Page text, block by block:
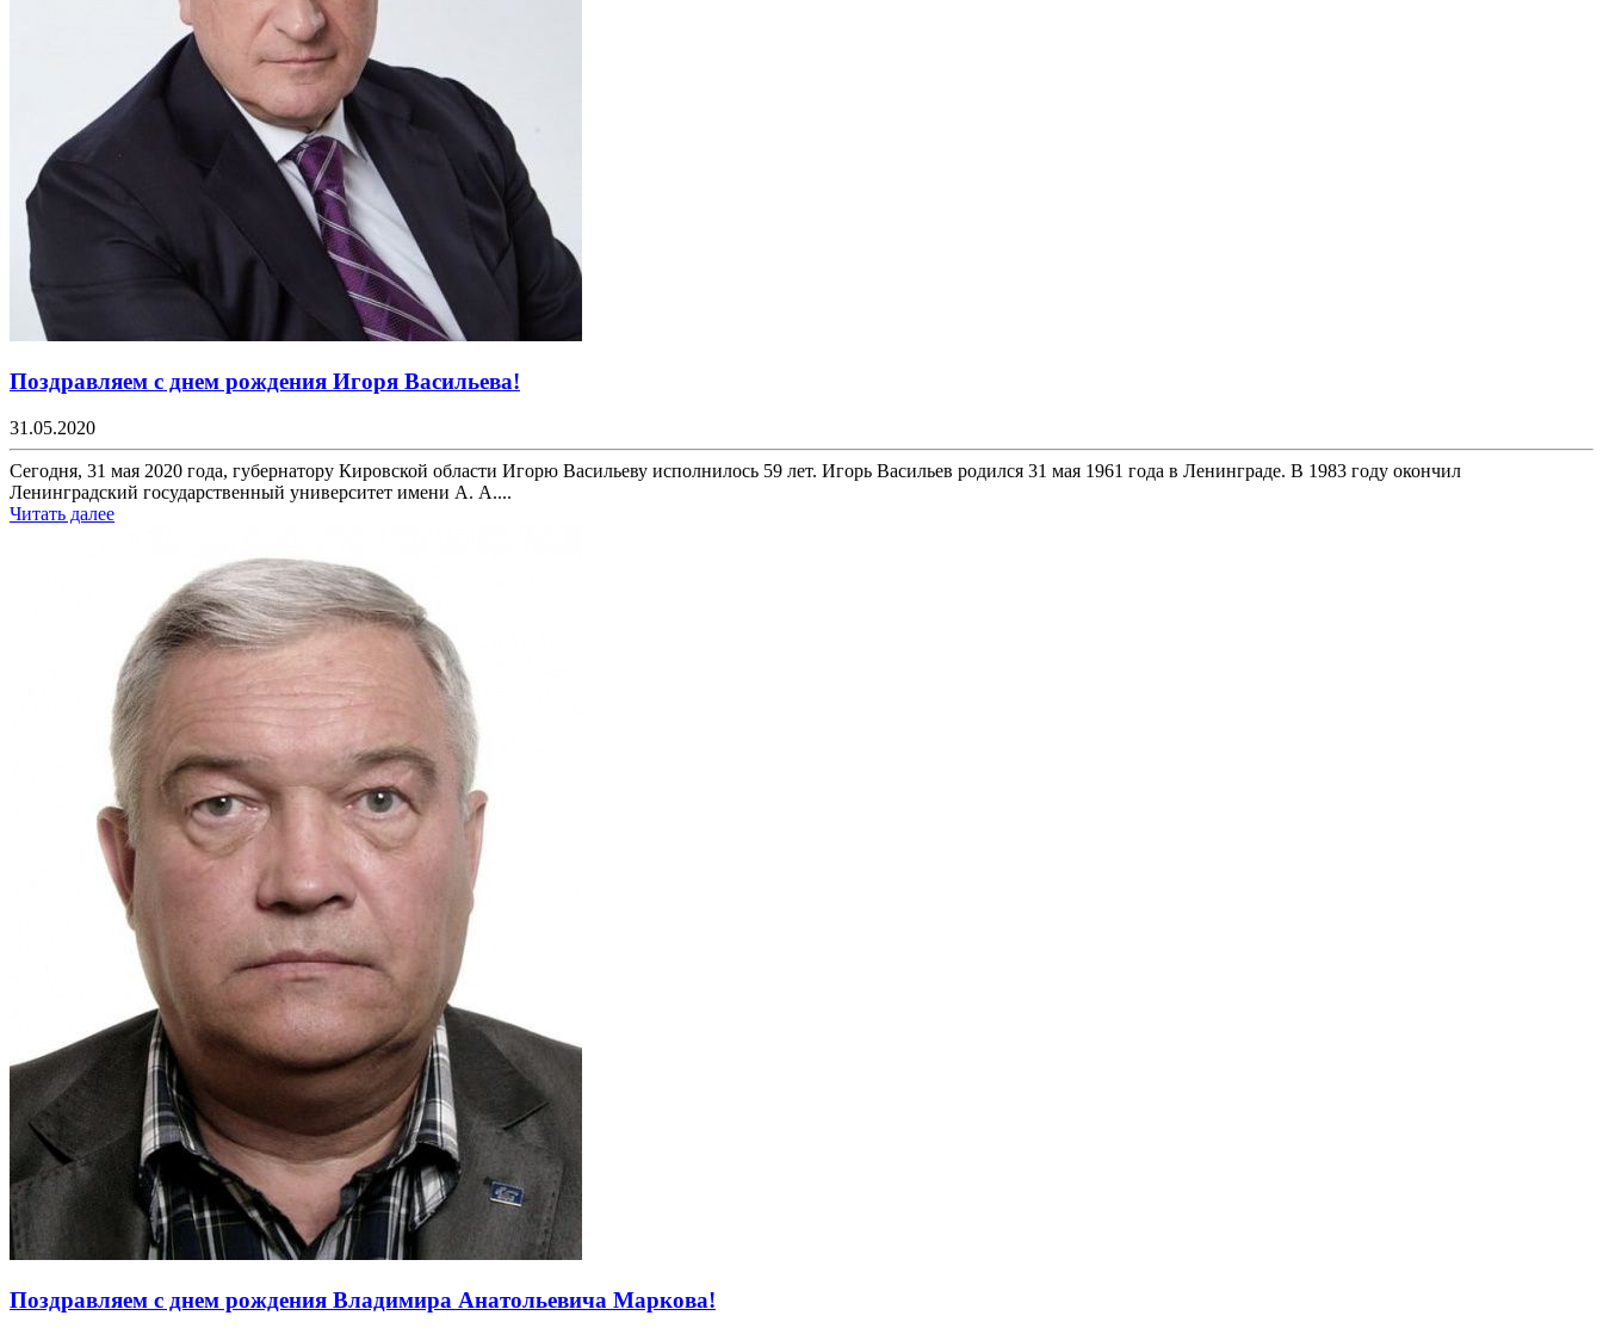
Поздравляем с днем рождения Игоря Васильева!
31.05.2020
Сегодня, 31 мая 2020 года, губернатору Кировской области Игорю Васильеву исполнилось 59 лет. Игорь Васильев родился 31 мая 1961 года в Ленинграде. В 1983 году окончил
Ленинградский государственный университет имени А. А....
Читать далее
Поздравляем с днем рождения Владимира Анатольевича Маркова!